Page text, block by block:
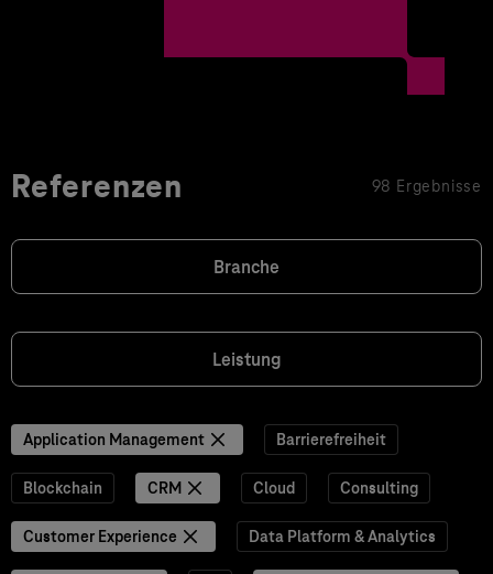
Referenzen 98 Ergebnisse
Branche
Leistung
Application Management Barrierefreiheit
Blockchain CRM Cloud Consulting
Customer Experience Data Platform & Analytics